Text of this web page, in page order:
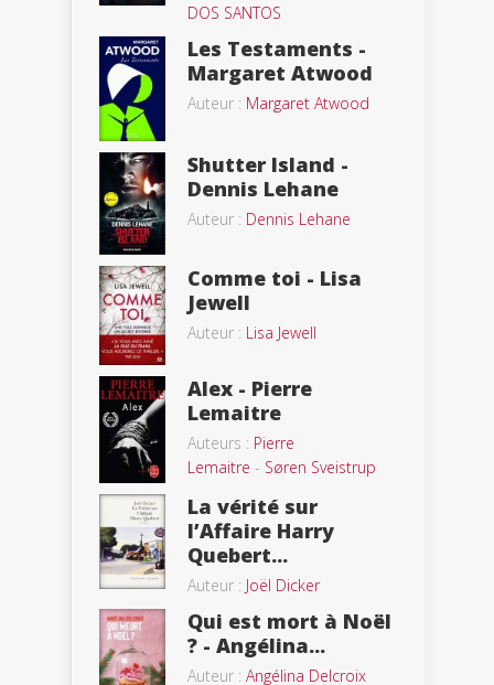
DOS SANTOS
Les Testaments -
Margaret Atwood
Auteur : Margaret Atwood
Shutter Island -
Dennis Lehane
Auteur : Dennis Lehane
Comme toi - Lisa
Jewell
Auteur : Lisa Jewell
Alex - Pierre
Lemaitre
Auteurs : Pierre
Lemaitre - Søren Sveistrup
La vérité sur
l’Affaire Harry
Quebert...
Auteur : Joël Dicker
Qui est mort à Noël
? - Angélina...
Auteur : Angélina Delcroix